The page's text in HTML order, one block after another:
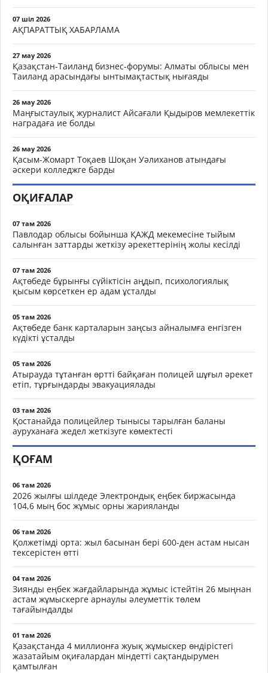
07 шіл 2026
АҚПАРАТТЫҚ ХАБАРЛАМА
27 мау 2026
Қазақстан-Таиланд бизнес-форумы: Алматы облысы мен
Таиланд арасындағы ынтымақтастық нығаяды
26 мау 2026
Маңғыстаулық журналист Айсағали Қыдыров мемлекеттік
наградаға ие болды
26 мау 2026
Қасым-Жомарт Тоқаев Шоқан Уәлиханов атындағы
әскери колледжге барды
ОҚИҒАЛАР
07 там 2026
Павлодар облысы бойынша ҚАЖД мекемесіне тыйым
салынған заттарды жеткізу әрекеттерінің жолы кесілді
07 там 2026
Ақтөбеде бұрынғы сүйіктісін аңдып, психологиялық
қысым көрсеткен ер адам ұсталды
05 там 2026
Ақтөбеде банк карталарын заңсыз айналымға енгізген
күдікті ұсталды
05 там 2026
Атырауда тұтанған өртті байқаған полицей шұғыл әрекет
етіп, тұрғындарды эвакуациялады
03 там 2026
Қостанайда полицейлер тынысы тарылған баланы
ауруханаға жедел жеткізуге көмектесті
ҚОҒАМ
06 там 2026
2026 жылғы шілдеде Электрондық еңбек биржасында
104,6 мың бос жұмыс орны жарияланды
06 там 2026
Қолжетімді орта: жыл басынан бері 600-ден астам нысан
тексерістен өтті
04 там 2026
Зиянды еңбек жағдайларында жұмыс істейтін 26 мыңнан
астам жұмыскерге арнаулы әлеуметтік төлем
тағайындалды
01 там 2026
Қазақстанда 4 миллионға жуық жұмыскер өндірістегі
жазатайым оқиғалардан міндетті сақтандырумен
қамтылған